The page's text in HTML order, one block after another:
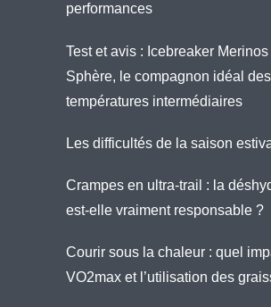
performances
Test et avis : Icebreaker
Sphère, le compagnon idéal des
températures intermédiaires
Les difficultés de la saison
Crampes en ultra-trail : la
est-elle vraiment responsable ?
Courir sous la chaleur : quel
VO2max et l’utilisation des